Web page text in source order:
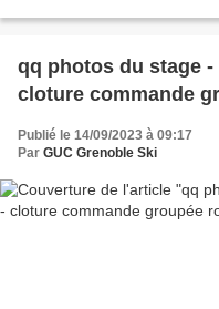
qq photos du stage
cloture commande
Publié le 14/09/2023 à 09:17
Par GUC Grenoble Ski